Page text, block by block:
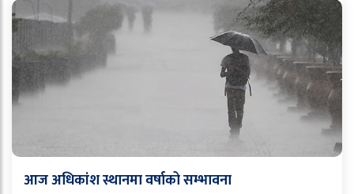
आज अधिकांश स्थानमा वर्षाको सम्भावना